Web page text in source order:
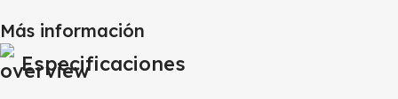
Más información
Especificaciones